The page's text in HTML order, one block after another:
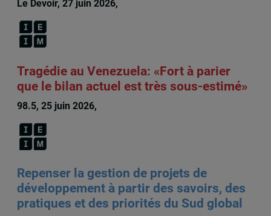
Le Devoir, 27 juin 2026,
Tragédie au Venezuela: «Fort à parier
que le bilan actuel est très sous-estimé»
98.5, 25 juin 2026,
Repenser la gestion de projets de
développement à partir des savoirs, des
pratiques et des priorités du Sud global